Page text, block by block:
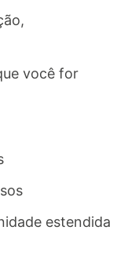
você for
estendida